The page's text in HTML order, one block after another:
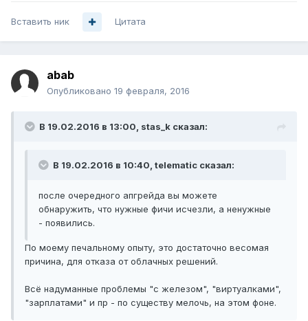
Вставить ник Цитата
abab
Опубликовано 19 февраля, 2016
В 19.02.2016 в 13:00, stas_k сказал:
В 19.02.2016 в 10:40, telematic сказал:
после очередного апгрейда вы можете
обнаружить, что нужные фичи исчезли, а ненужные
- появились.
По моему печальному опыту, это достаточно весомая
причина, для отказа от облачных решений.
Всё надуманные проблемы "с железом", "виртуалками",
"зарплатами" и пр - по существу мелочь, на этом фоне.